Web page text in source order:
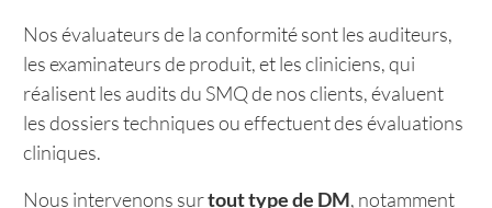
Nos évaluateurs de la conformité sont les auditeurs,
les examinateurs de produit, et les cliniciens, qui
réalisent les audits du SMQ de nos clients, évaluent
les dossiers techniques ou effectuent des évaluations
cliniques.
Nous intervenons surtout type de DM, notamment